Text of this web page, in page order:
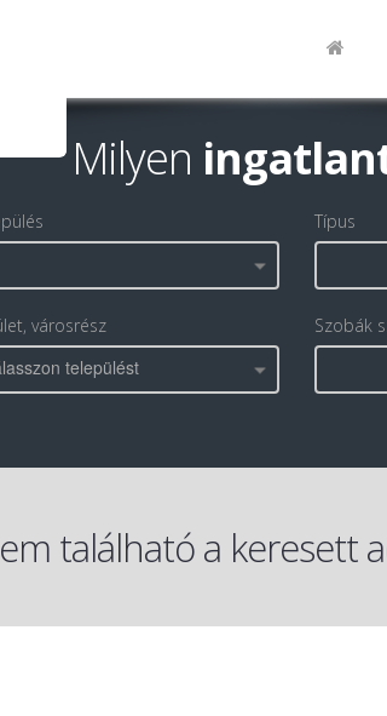
Milyen
Típus
városrész
települést
Szobák
található a keresett